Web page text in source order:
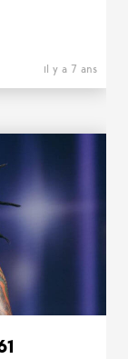
il y a 7 ans